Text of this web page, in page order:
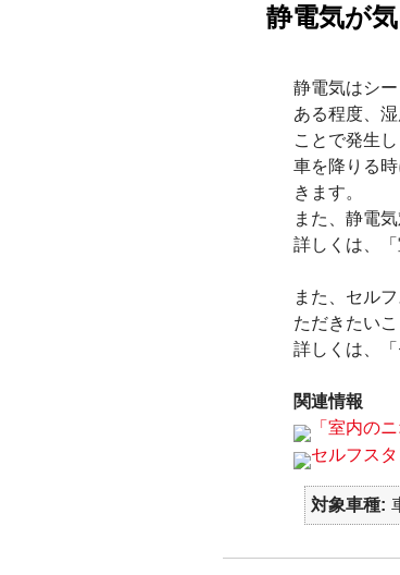
静電気が
静電気はシ
ある程度、
ことで発生し
車を降りる
きます。
また、静電
詳しくは、
また、セル
ただきたいこ
詳しくは、
関連情報
「室内の
セルフス
対象車種